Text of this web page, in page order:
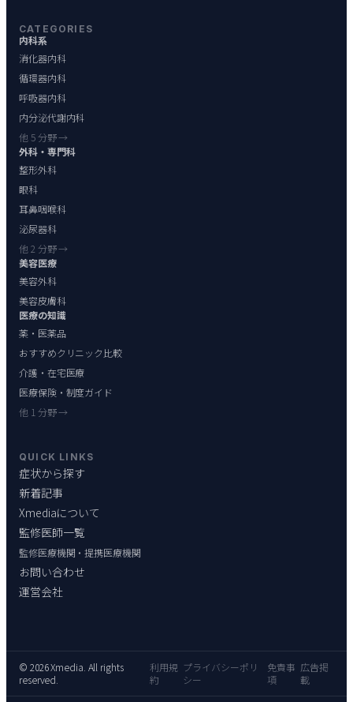
CATEGORIES
内科系
消化器内科
循環器内科
呼吸器内科
内分泌代謝内科
他 5 分野 →
外科・専門科
整形外科
眼科
耳鼻咽喉科
泌尿器科
他 2 分野 →
美容医療
美容外科
美容皮膚科
医療の知識
薬・医薬品
おすすめクリニック比較
介護・在宅医療
医療保険・制度ガイド
他 1 分野 →
QUICK LINKS
症状から探す
新着記事
Xmediaについて
監修医師一覧
監修医療機関・提携医療機関
お問い合わせ
運営会社
© 2026 Xmedia. All rights
reserved.
利用規
約
プライバシーポリ
シー
免責事
項
広告掲
載